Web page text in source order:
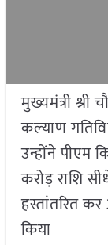
मुख्यमंत्री श्री
कल्याण
उन्होंने पीएम
करोड़ राशि
हस्तांतरित कर
किया